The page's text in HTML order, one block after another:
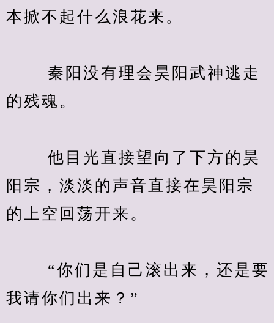
本掀不起什么浪花来。
秦阳没有理会昊阳武神逃走
的残魂。
他目光直接望向了下方的昊
阳宗，淡淡的声音直接在昊阳宗
的上空回荡开来。
“你们是自己滚出来，还是要
我请你们出来？”